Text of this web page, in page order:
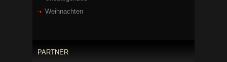
Weihnachten
PARTNER